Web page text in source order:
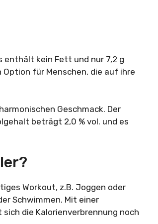
enthält kein Fett und nur 7,2 g
Option für Menschen, die auf ihre
Geschmack. Der
beträgt 2,0 % vol. und es
Workout, z.B. Joggen oder
Schwimmen. Mit einer
die Kalorienverbrennung noch